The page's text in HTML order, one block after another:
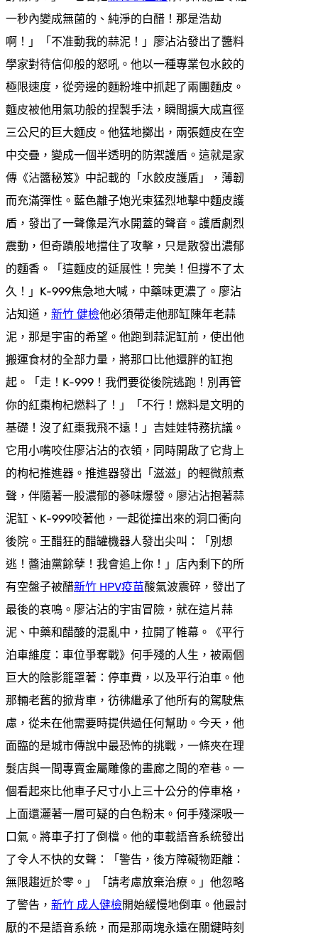
一秒內變成無菌的、純淨的白醋！那是浩劫
啊！」「不准動我的蒜泥！」廖沾沾發出了醬料
學家對待信仰般的怒吼。他以一種專業包水餃的
極限速度，從旁邊的麵粉堆中抓起了兩團麵皮。
麵皮被他用氣功般的捏製手法，瞬間擴大成直徑
三公尺的巨大麵皮。他猛地擲出，兩張麵皮在空
中交疊，變成一個半透明的防禦護盾。這就是家
傳《沾醬秘笈》中記載的「水餃皮護盾」，薄韌
而充滿彈性。藍色離子炮光束猛烈地擊中麵皮護
盾，發出了一聲像是汽水開蓋的聲音。護盾劇烈
震動，但奇蹟般地擋住了攻擊，只是散發出濃郁
的麵香。「這麵皮的延展性！完美！但撐不了太
久！」K-999焦急地大喊，中藥味更濃了。廖沾
沾知道， 新竹 健檢他必須帶走他那缸陳年老蒜
泥，那是宇宙的希望。他跑到蒜泥缸前，使出他
搬運食材的全部力量，將那口比他還胖的缸抱
起。「走！K-999！我們要從後院逃跑！別再管
你的紅棗枸杞燃料了！」「不行！燃料是文明的
基礎！沒了紅棗我飛不遠！」吉娃娃特務抗議。
它用小嘴咬住廖沾沾的衣領，同時開啟了它背上
的枸杞推進器。推進器發出「滋滋」的輕微煎煮
聲，伴隨著一股濃郁的蔘味爆發。廖沾沾抱著蒜
泥缸、K-999咬著他，一起從撞出來的洞口衝向
後院。王醋狂的醋罐機器人發出尖叫：「別想
逃！醬油黨餘孽！我會追上你！」店內剩下的所
有空盤子被醋新竹 HPV疫苗酸氣波震碎，發出了
最後的哀鳴。廖沾沾的宇宙冒險，就在這片蒜
泥、中藥和醋酸的混亂中，拉開了帷幕。《平行
泊車維度：車位爭奪戰》何手殘的人生，被兩個
巨大的陰影籠罩著：停車費，以及平行泊車。他
那輛老舊的掀背車，彷彿繼承了他所有的駕駛焦
慮，從未在他需要時提供過任何幫助。今天，他
面臨的是城市傳說中最恐怖的挑戰，一條夾在理
髮店與一間專賣金屬雕像的畫廊之間的窄巷。一
個看起來比他車子尺寸小上三十公分的停車格，
上面還灑著一層可疑的白色粉末。何手殘深吸一
口氣。將車子打了倒檔。他的車載語音系統發出
了令人不快的女聲：「警告，後方障礙物距離：
無限趨近於零。」「請考慮放棄治療。」他忽略
了警告， 新竹 成人健檢開始緩慢地倒車。他最討
厭的不是語音系統，而是那兩塊永遠在關鍵時刻